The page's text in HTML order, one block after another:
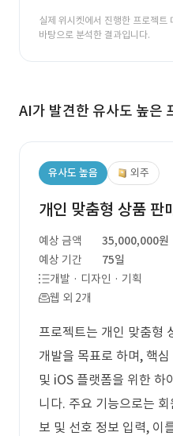
실제 위시켓에서 진행한 프로젝트
바탕으로 분석한 결과입니다.
AI가 발견한 유사도 높은
유사도 높음 외주
개인 맞춤형 상품 판
예상 금액
35,000,000원
예상 기간
75일
개발 · 디자인 · 기획
웹 외 2개
프로젝트는 개인 맞춤형
개발을 목표로 하며, 핵
및 iOS 플랫폼을 위한 하
니다. 주요 기능으로는
보 및 선호 정보 입력, 이